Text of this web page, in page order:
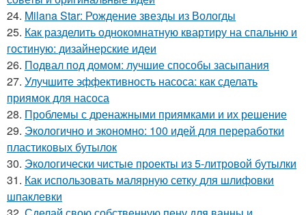
24. Milana Star: Рождение звезды из Вологды
25. Как разделить однокомнатную квартиру на спальню и
гостиную: дизайнерские идеи
26. Подвал под домом: лучшие способы засыпания
27. Улучшите эффективность насоса: как сделать
приямок для насоса
28. Проблемы с дренажными приямками и их решение
29. Экологично и экономно: 100 идей для переработки
пластиковых бутылок
30. Экологически чистые проекты из 5-литровой бутылки
31. Как использовать малярную сетку для шлифовки
шпаклевки